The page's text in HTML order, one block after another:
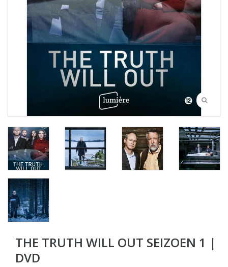
THE TRUTH WILL OUT SEIZOEN 1 |
DVD